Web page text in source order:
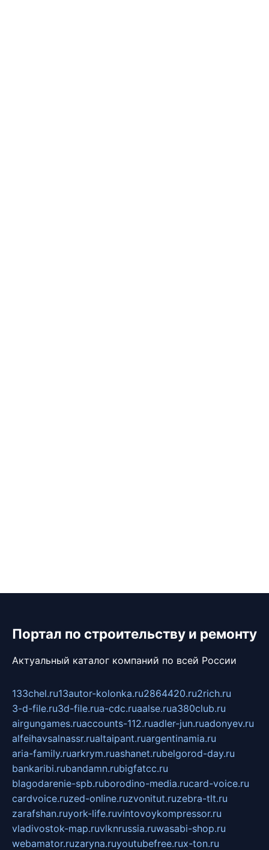
Портал по строительству и ремонту
Актуальный каталог компаний по всей России
133chel.ru13autor-kolonka.ru2864420.ru2rich.ru
3-d-file.ru3d-file.rua-cdc.ruaalse.rua380club.ru
airgungames.ruaccounts-112.ruadler-jun.ruadonyev.ru
alfeihavsalnassr.rualtaipant.ruargentinamia.ru
aria-family.ruarkrym.ruashanet.rubelgorod-day.ru
bankaribi.rubandamn.rubigfatcc.ru
blagodarenie-spb.ruborodino-media.rucard-voice.ru
cardvoice.ruzed-online.ruzvonitut.ruzebra-tlt.ru
zarafshan.ruyork-life.ruvintovoykompressor.ru
vladivostok-map.ruvlknrussia.ruwasabi-shop.ru
webamator.ruzaryna.ruyoutubefree.rux-ton.ru